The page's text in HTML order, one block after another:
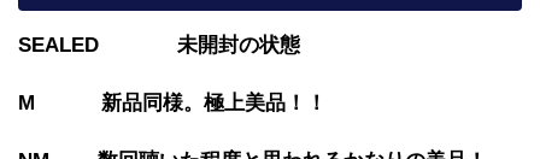
SEALED 未開封の状態
M 新品同様。極上美品！！